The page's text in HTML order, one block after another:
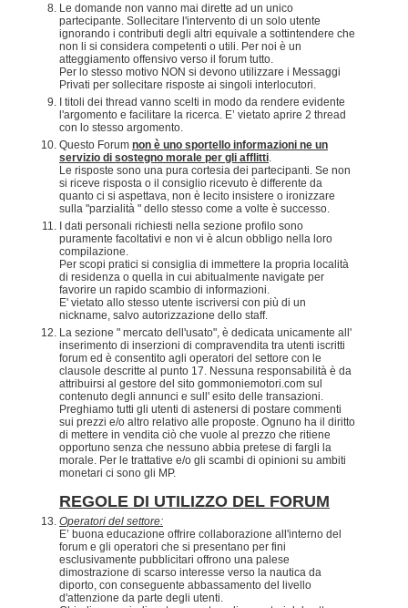
Le domande non vanno mai dirette ad un unico
partecipante. Sollecitare l'intervento di un solo utente
ignorando i contributi degli altri equivale a sottintendere che
non li si considera competenti o utili. Per noi è un
atteggiamento offensivo verso il forum tutto.
Per lo stesso motivo NON si devono utilizzare i Messaggi
Privati per sollecitare risposte ai singoli interlocutori.
I titoli dei thread vanno scelti in modo da rendere evidente
l'argomento e facilitare la ricerca. E’ vietato aprire 2 thread
con lo stesso argomento.
Questo Forum non è uno sportello informazioni ne un
servizio di sostegno morale per gli afflitti
Le risposte sono una pura cortesia dei partecipanti. Se non
si riceve risposta o il consiglio ricevuto è differente da
quanto ci si aspettava, non è lecito insistere o ironizzare
sulla "parzialità " dello stesso come a volte è successo.
I dati personali richiesti nella sezione profilo sono
puramente facoltativi e non vi è alcun obbligo nella loro
compilazione.
Per scopi pratici si consiglia di immettere la propria località
di residenza o quella in cui abitualmente navigate per
favorire un rapido scambio di informazioni.
E' vietato allo stesso utente iscriversi con più di un
nickname, salvo autorizzazione dello staff.
La sezione " mercato dell'usato", è dedicata unicamente all'
inserimento di inserzioni di compravendita tra utenti iscritti
forum ed è consentito agli operatori del settore con le
clausole descritte al punto 17. Nessuna responsabilità è da
attribuirsi al gestore del sito gommoniemotori.com sul
contenuto degli annunci e sull' esito delle transazioni.
Preghiamo tutti gli utenti di astenersi di postare commenti
sui prezzi e/o altro relativo alle proposte. Ognuno ha il diritto
di mettere in vendita ciò che vuole al prezzo che ritiene
opportuno senza che nessuno abbia pretese di fargli la
morale. Per le trattative e/o gli scambi di opinioni su ambiti
monetari ci sono gli MP.
REGOLE DI UTILIZZO DEL FORUM
Operatori del settore:
E’ buona educazione offrire collaborazione all'interno del
forum e gli operatori che si presentano per fini
esclusivamente pubblicitari offrono una palese
dimostrazione di scarso interesse verso la nautica da
diporto, con conseguente abbassamento del livello
d'attenzione da parte degli utenti.